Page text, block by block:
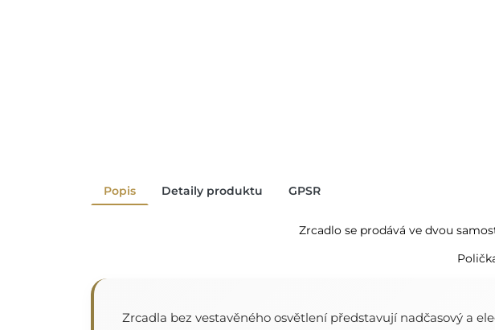
Popis Detaily produktu GPSR
Zrcadlo se prodává ve dvou
Zrcadla bez vestavěného osvětlení představují nadčasový a